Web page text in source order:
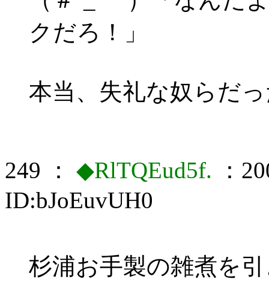
クだろ！」
本当、失礼な奴らだ
249 ： ◆RlTQEud5f.
：
ID:bJoEuvUH0
杉浦お手製の雑煮を